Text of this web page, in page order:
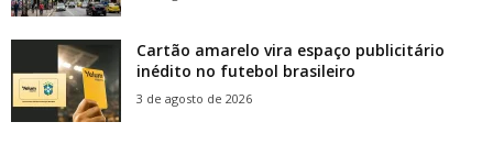
Cartão amarelo vira espaço publicitário
inédito no futebol brasileiro
3 de agosto de 2026